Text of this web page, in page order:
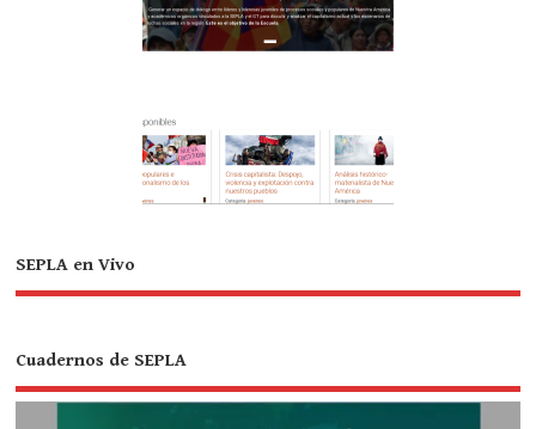
SEPLA en Vivo
Cuadernos de SEPLA